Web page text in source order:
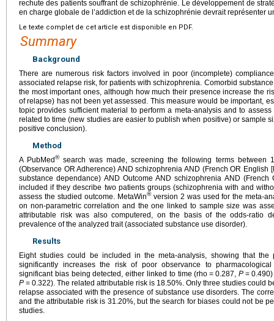
rechute des patients souffrant de schizophrénie. Le développement de
en charge globale de l’addiction et de la schizophrénie devrait représenter
Le texte complet de cet article est disponible en PDF.
Summary
Background
There are numerous risk factors involved in poor (incomplete)
associated relapse risk, for patients with schizophrenia. Comorbid
the most important ones, although how much their presence increase the
of relapse) has not been yet assessed. This measure would be important,
topic provides sufficient material to perform a meta-analysis and to
related to time (new studies are easier to publish when positive) or sample
positive conclusion).
Method
A PubMed®search was made, screening the following terms between
(Observance OR Adherence) AND schizophrenia AND (French OR English
substance dependance) AND Outcome AND schizophrenia AND (French
included if they describe two patients groups (schizophrenia with and
assess the studied outcome. MetaWin®version 2 was used for the meta-
on non-parametric correlation and the one linked to sample size was
attributable risk was also computered, on the basis of the odds-ratio
prevalence of the analyzed trait (associated substance use disorder).
Results
Eight studies could be included in the meta-analysis, showing that
significantly increases the risk of poor observance to pharmacological
significant bias being detected, either linked to time (rho = 0.287,P =
P = 0.322). The related attributable risk is 18.50%. Only three studies could
relapse associated with the presence of substance use disorders. The
and the attributable risk is 31.20%, but the search for biases could not be
studies.